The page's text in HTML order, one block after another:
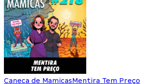
Caneca de MamicasMentira Tem Preço